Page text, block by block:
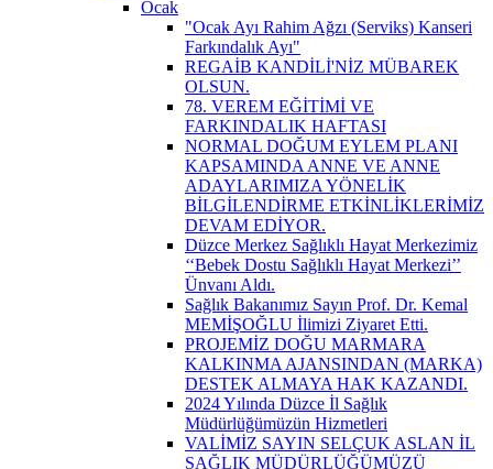
Ocak
"Ocak Ayı Rahim Ağzı (Serviks) Kanseri
Farkındalık Ayı"
REGAİB KANDİLİ'NİZ MÜBAREK
OLSUN.
78. VEREM EĞİTİMİ VE
FARKINDALIK HAFTASI
NORMAL DOĞUM EYLEM PLANI
KAPSAMINDA ANNE VE ANNE
ADAYLARIMIZA YÖNELİK
BİLGİLENDİRME ETKİNLİKLERİMİZ
DEVAM EDİYOR.
Düzce Merkez Sağlıklı Hayat Merkezimiz
‘‘Bebek Dostu Sağlıklı Hayat Merkezi’’
Ünvanı Aldı.
Sağlık Bakanımız Sayın Prof. Dr. Kemal
MEMİŞOĞLU İlimizi Ziyaret Etti.
PROJEMİZ DOĞU MARMARA
KALKINMA AJANSINDAN (MARKA)
DESTEK ALMAYA HAK KAZANDI.
2024 Yılında Düzce İl Sağlık
Müdürlüğümüzün Hizmetleri
VALİMİZ SAYIN SELÇUK ASLAN İL
SAĞLIK MÜDÜRLÜĞÜMÜZÜ